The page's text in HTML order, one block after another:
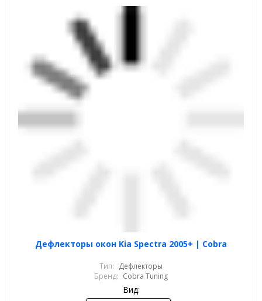
Дефлекторы окон Kia Spectra 2005+ | Cobra
Тип: Дефлекторы
Бренд: Cobra Tuning
Вид: